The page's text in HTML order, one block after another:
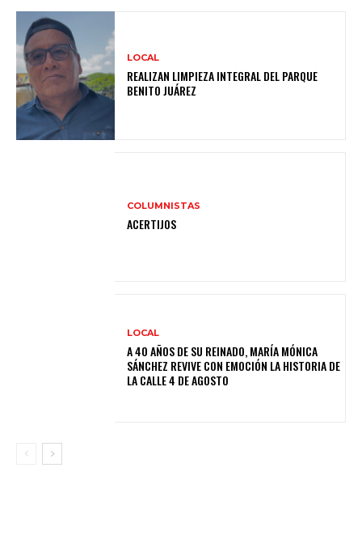
LOCAL
REALIZAN LIMPIEZA INTEGRAL DEL PARQUE
BENITO JUÁREZ
COLUMNISTAS
ACERTIJOS
LOCAL
A 40 AÑOS DE SU REINADO, MARÍA MÓNICA
SÁNCHEZ REVIVE CON EMOCIÓN LA HISTORIA DE
LA CALLE 4 DE AGOSTO